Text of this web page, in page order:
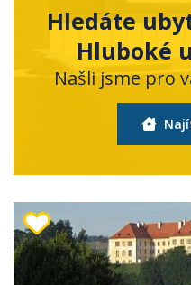
Hledáte
Hluboké
Našli jsme pro